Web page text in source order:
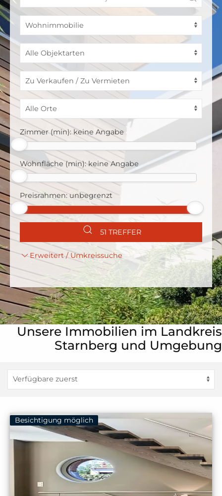
Zimmer (min): keine Angabe
Wohnfläche (min): keine Angabe
Preisrahmen: unbegrenzt
51 TREFFER
Erweitert / Umkreissuche
Unsere Immobilien im Landkreis
Starnberg und Umgebung
Besichtigung möglich